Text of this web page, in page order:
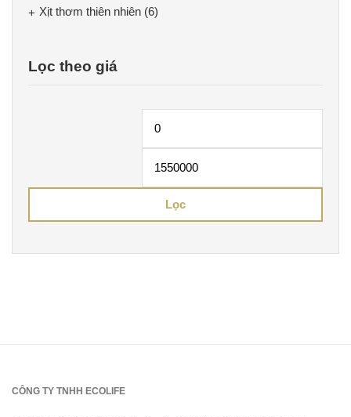
Xịt thơm thiên nhiên (6)
Lọc theo giá
Giá
tối
Lọc
CÔNG TY TNHH ECOLIFE